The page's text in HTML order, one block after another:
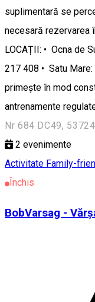
suplimentară se
necesară rezervarea
LOCAȚII: • Ocna de
217 408 • Satu
primește în mod
antrenamente
Nr 684 DC49,
2 evenimente
Activitate Family-
Închis
BobVarsag -